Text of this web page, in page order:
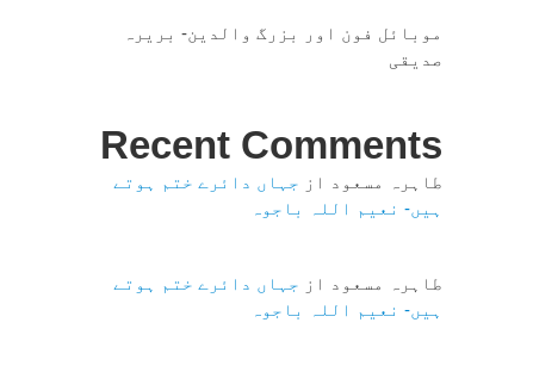
موبائل فون اور بزرگ والدین- بریرہ
صدیقی
Recent Comments
طاہرہ مسعود از جہاں دائرے ختم ہوتے
ہیں- نعیم اللہ باجوہ
طاہرہ مسعود از جہاں دائرے ختم ہوتے
ہیں- نعیم اللہ باجوہ